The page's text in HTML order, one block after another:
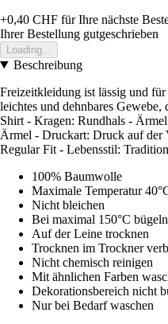
+0,40 CHF für Ihre nächste
Ihrer Bestellung gutgeschrieben
Loading...
Beschreibung
Freizeitkleidung ist lässig und
leichtes und dehnbares
Shirt - Kragen: Rundhals -
Ärmel - Druckart: Druck auf der
Regular Fit - Lebensstil:
100% Baumwolle
Maximale Temperatur
Nicht bleichen
Bei maximal 150°C bügeln
Auf der Leine trocknen
Trocknen im Trockner
Nicht chemisch reinigen
Mit ähnlichen Farben
Dekorationsbereich nicht
Nur bei Bedarf waschen